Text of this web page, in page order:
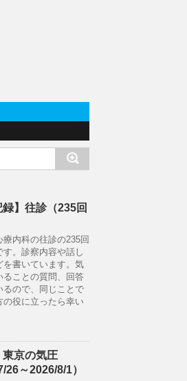
録】往診（235回
療内科の往診の235回
す。診察内容や話し
を書いています。気
ることの質問、回答
るので、同じことで
の役に立ったら幸い
東京の気圧
26～2026/8/1）